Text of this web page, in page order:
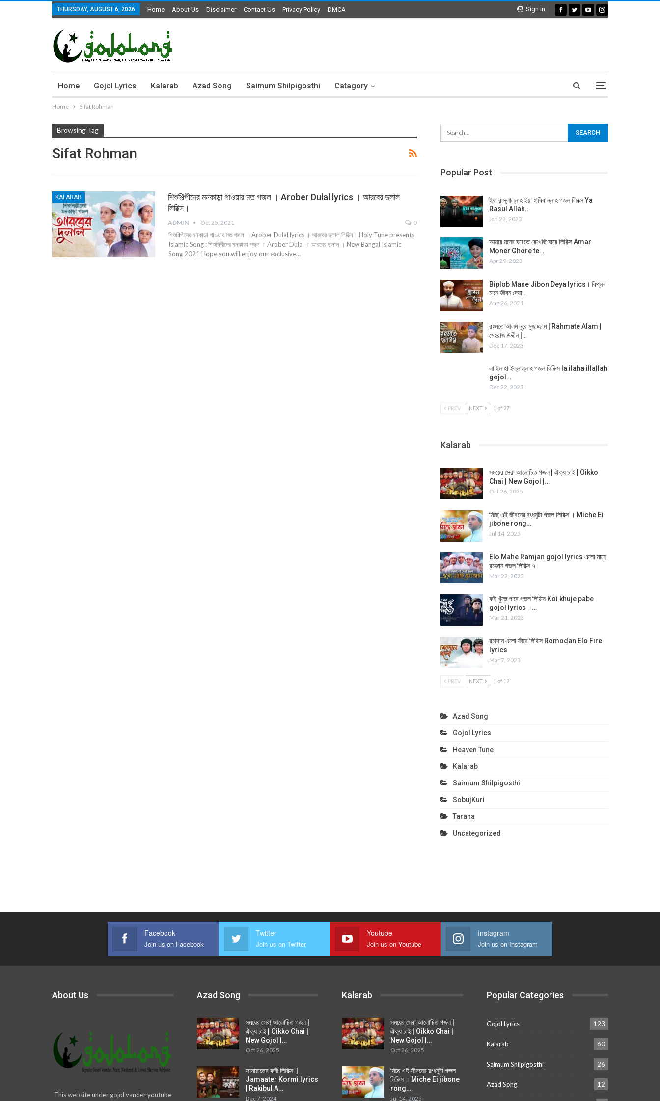
Sign In
THURSDAY, AUGUST 6, 2026 Home About Us Disclaimer Contact Us Privacy Policy DMCA
Home Gojol Lyrics Kalarab Azad Song Saimum Shilpigosthi Catagory
Home Sifat Rohman
Browsing Tag
Sifat Rohman
KALARAB
শিশুশিল্পীদের মনকাড়া গাওয়ার মত গজল । Arober Dulal lyrics । আরবের দুলাল
লিরিক্স।
ADMIN Oct 25, 2021 0
শিশুশিল্পীদের মনকাড়া গাওয়ার মত গজল । Arober Dulal lyrics । আরবের দুলাল লিরিক্স। Holy Tune presents
Islamic Song : শিশুশিল্পীদের মনকাড়া গজল । Arober Dulal । আরবের দুলাল । New Bangal Islamic
Song 2021 Hope you will enjoy our exclusive…
Popular Post
ইয়া রাসূলাল্লাহ ইয়া হাবিবাল্লাহ গজল লিরক্স Ya
Rasul Allah…
Jan 22, 2023
আমার মনের ঘরেতে রেখেছি যারে লিরিক্স Amar
Moner Ghore te…
Apr 29, 2023
Biplob Mane Jibon Deya lyrics। বিপ্লব
মানে জীবন দেয়া…
Aug 26, 2021
রহমতে আলম নুরে মুজাচ্ছাম | Rahmate Alam |
মেহরাজ উদ্দীন |…
Dec 17, 2023
লা ইলাহা ইল্লাল্লাহ গজল লিরিক্স la ilaha illallah
gojol…
Dec 22, 2023
PREV NEXT 1 of 27
Kalarab
সময়ের সেরা আলোচিত গজল | ঐক্য চাই | Oikko
Chai | New Gojol |…
Oct 26, 2025
মিছে এই জীবনের রংধনুটা গজল লিরিক্স । Miche Ei
jibone rong…
Jul 14, 2025
Elo Mahe Ramjan gojol lyrics এলো মাহে
রমজান গজল লিরিক্স ৭
Mar 22, 2023
কই খুঁজে পাবে গজল লিরিক্স Koi khuje pabe
gojol lyrics ।…
Mar 21, 2023
রমাদান এলো ফীরে লিরিক্স Romodan Elo Fire
lyrics
Mar 7, 2023
PREV NEXT 1 of 12
Azad Song
Gojol Lyrics
Heaven Tune
Kalarab
Saimum Shilpigosthi
SobujKuri
Tarana
Uncategorized
Facebook
Join us on Facebook
Twitter
Join us on Twitter
Youtube
Join us on Youtube
Instagram
Join us on Instagram
About Us
This website under gojol vander youtube
Azad Song
সময়ের সেরা আলোচিত গজল |
ঐক্য চাই | Oikko Chai |
New Gojol |…
Oct 26, 2025
জামায়াতের কর্মী লিরিক্স |
Jamaater Kormi lyrics
| Rakibul A…
Dec 7, 2024
Kalarab
সময়ের সেরা আলোচিত গজল |
ঐক্য চাই | Oikko Chai |
New Gojol |…
Oct 26, 2025
মিছে এই জীবনের রংধনুটা গজল
লিরিক্স । Miche Ei jibone
rong…
Jul 14, 2025
Popular Categories
Gojol Lyrics 123
Kalarab 60
Saimum Shilpigosthi 26
Azad Song 12